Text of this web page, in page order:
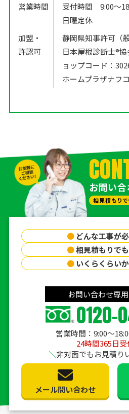
営業時間
受付時間 9:00〜
日曜定休
加盟・
許認可
静岡県知事許可（
日本屋根診断士®️
ョップコード：3026
ホームプラザナフ
お問い合
相見積もりで
● どんな工事が
●相見積もりで
● いくらくらい
お問い合わせ専
0120-
営業時間：9:00〜
24時間365日受
非対面でもお見積り
メール問い合わせ